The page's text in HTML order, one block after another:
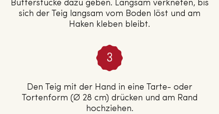
Butterstücke dazu geben. Langsam verkneten, bis
sich der Teig langsam vom Boden löst und am
Haken kleben bleibt.
Den Teig mit der Hand in eine Tarte- oder
Tortenform (Ø 28 cm) drücken und am Rand
hochziehen.